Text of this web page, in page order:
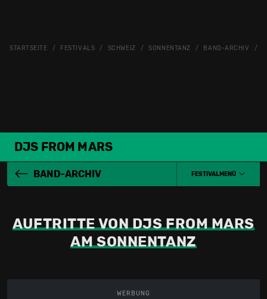
STARTSEITE FESTIVALS SCHWEIZ SONNENTANZ BAND-ARCHIV
DJS FROM MARS
BAND-ARCHIV FESTIVALMENÜ
AUFTRITTE VON DJS FROM MARS
AM SONNENTANZ
WERBUNG